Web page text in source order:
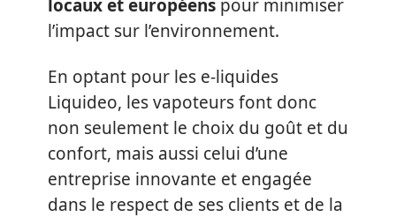
locaux et européens pour minimiser
l’impact sur l’environnement.
En optant pour les e-liquides
Liquideo, les vapoteurs font donc
non seulement le choix du goût et du
confort, mais aussi celui d’une
entreprise innovante et engagée
dans le respect de ses clients et de la